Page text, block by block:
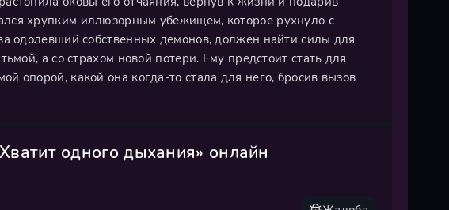
хрупким иллюзорным убежищем, которое рухнуло с
одолевший собственных демонов, должен найти силы для
а со страхом новой потери. Ему предстоит стать для
опорой, какой она когда-то стала для него, бросив вызов
одного дыхания» онлайн